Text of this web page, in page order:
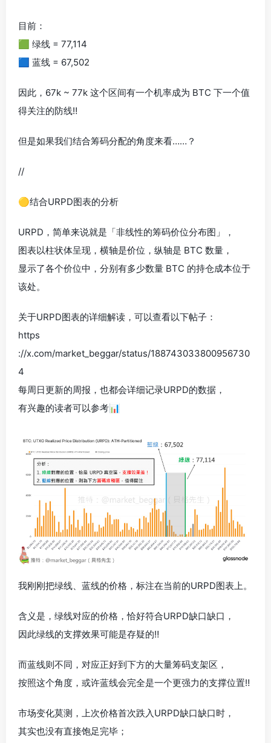
目前：
🟩 绿线 = 77,114
🟦 蓝线 = 67,502
因此，67k ~ 77k 这个区间有一个机率成为 BTC 下一个值
得关注的防线‼️
但是如果我们结合筹码分配的角度来看……？
//
🟡结合URPD图表的分析
URPD，简单来说就是「非线性的筹码价位分布图」，
图表以柱状体呈现，横轴是价位，纵轴是 BTC 数量，
显示了各个价位中，分别有多少数量 BTC 的持仓成本位于
该处。
关于URPD图表的详细解读，可以查看以下帖子：
https
://x.com/market_beggar/status/188743033800956730
4
每周日更新的周报，也都会详细记录URPD的数据，
有兴趣的读者可以参考📊
我刚刚把绿线、蓝线的价格，标注在当前的URPD图表上。
含义是，绿线对应的价格，恰好符合URPD缺口缺口，
因此绿线的支撑效果可能是存疑的‼️
而蓝线则不同，对应正好到下方的大量筹码支架区，
按照这个角度，或许蓝线会完全是一个更强力的支撑位置‼️
市场变化莫测，上次价格首次跌入URPD缺口缺口时，
其实也没有直接饱足完毕；